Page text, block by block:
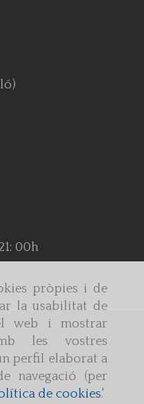
pròpies i de
la usabilitat de
web i mostrar
les vostres
perfil elaborat a
navegació (per
de cookies.'
00h